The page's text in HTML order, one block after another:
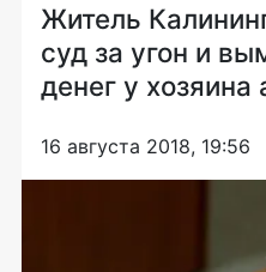
Житель
суд за угон и
денег у хозяина
16 августа 2018, 19:56